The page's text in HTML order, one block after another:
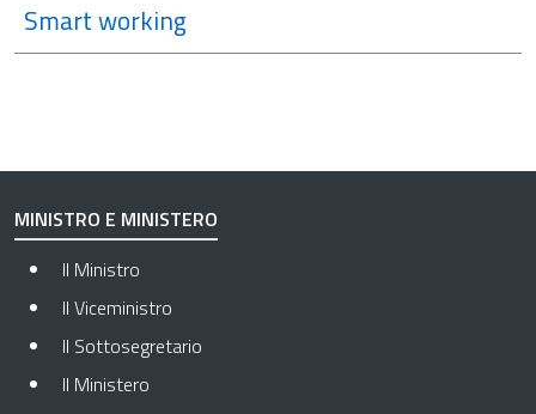
Smart working
MINISTRO E MINISTERO
Il Ministro
Il Viceministro
Il Sottosegretario
Il Ministero